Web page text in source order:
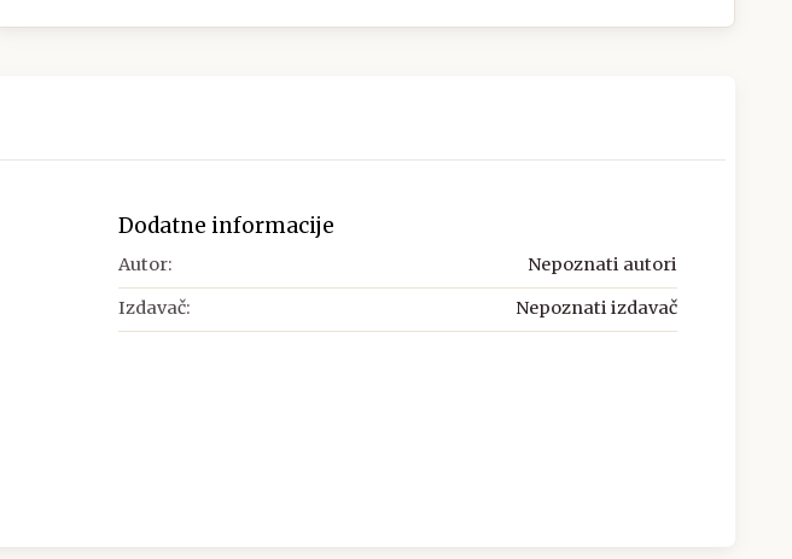
Dodatne informacije
Autor: Nepoznati autori
Izdavač: Nepoznati izdavač